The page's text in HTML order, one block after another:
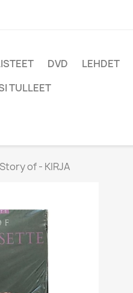
DVD LEHDET
TULLEET
of - KIRJA